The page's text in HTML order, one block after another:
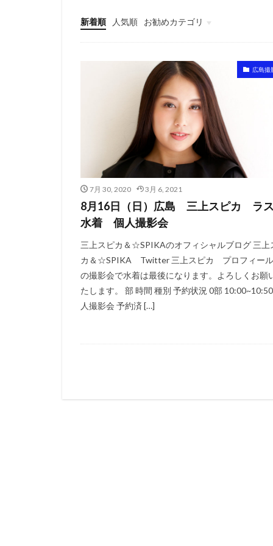
新着順 人気順
お勧めカテゴリ
東京
大阪
名古屋
広島・福岡
札幌・仙台
広島撮
7月 30, 2020 3月 6, 2021
8月16日（日）広島 三上スピカ ラ
水着 個人撮影会
三上スピカ＆☆SPIKAのオフィシャルブログ 三上
カ＆☆SPIKA Twitter 三上スピカ プロフィール
の撮影会で水着は最後になります。よろしくお願
たします。 部 時間 種別 予約状況 0部
人撮影会 予約済 […]